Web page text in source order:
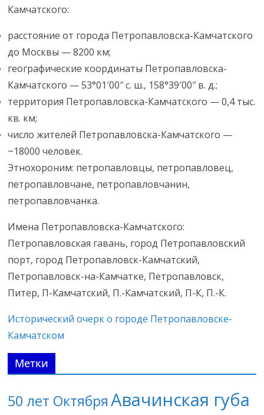
Камчатского:
расстояние от города Петропавловска-Камчатского
до Москвы — 8200 км;
географические координаты Петропавловска-
Камчатского — 53°01′00″ с. ш., 158°39′00″ в. д.;
территория Петропавловска-Камчатского — 0,4 тыс.
кв. км;
число жителей Петропавловска-Камчатского —
~18000 человек.
Этнохороним: петропавловцы, петропавловец,
петропавловчане, петропавловчанин,
петропавловчанка.
Имена Петропавловска-Камчатского:
Петропавловская гавань, город Петропавловский
порт, город Петропавловск-Камчатский,
Петропавловск-на-Камчатке, Петропавловск,
Питер, П-Камчатский, П.-Камчатский, П-К, П.-К.
Исторический очерк о городе Петропавловске-
Камчатском
Метки
50 лет Октября Авачинская губа